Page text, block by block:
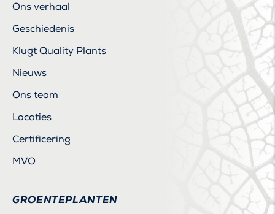
Ons verhaal
Geschiedenis
Klugt Quality Plants
Nieuws
Ons team
Locaties
Certificering
MVO
GROENTEPLANTEN